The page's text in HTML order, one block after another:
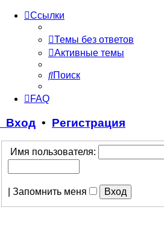
Ссылки
Темы без ответов
Активные темы
Поиск
FAQ
Вход • Регистрация
Имя пользователя:
Запомнить меня